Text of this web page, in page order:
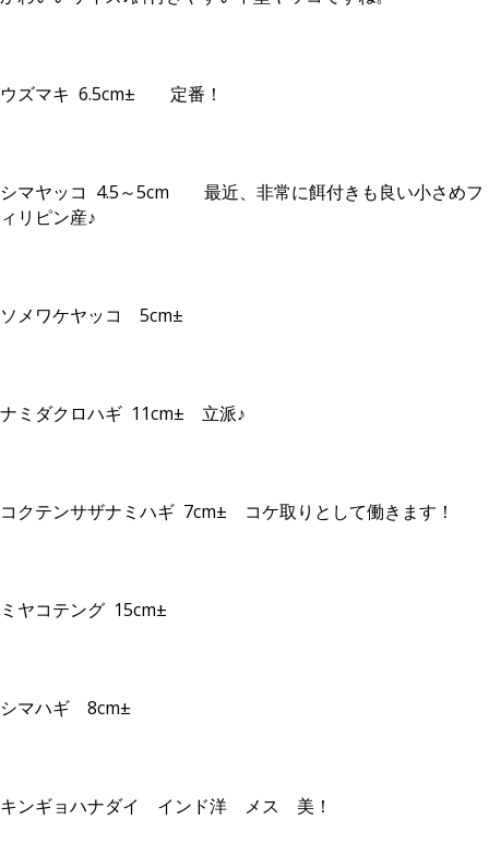
ウズマキ 6.5cm± 定番！
シマヤッコ 4.5～5cm 最近、非常に餌付きも良い小さめフ
ィリピン産♪
ソメワケヤッコ 5cm±
ナミダクロハギ 11cm± 立派♪
コクテンサザナミハギ 7cm± コケ取りとして働きます！
ミヤコテング 15cm±
シマハギ 8cm±
キンギョハナダイ インド洋 メス 美！